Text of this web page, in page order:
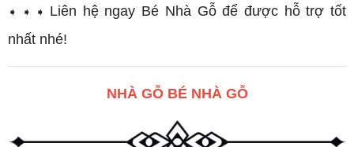
➧ ➧ ➧ Liên hệ ngay Bé Nhà Gỗ để được hỗ trợ tốt
nhất nhé!
NHÀ GỖ BÉ NHÀ GỖ